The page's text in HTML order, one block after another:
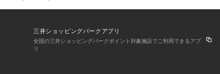
インナップです。
【2026年春夏 シーズンテーマ】
-今日は何しよう？-
トラッドでベーシックなアイテムやスタイリングに、軽やかな
三井ショッピングパークアプリ
全国の三井ショッピングパークポイント対象施設でご利用できるアプ
リ